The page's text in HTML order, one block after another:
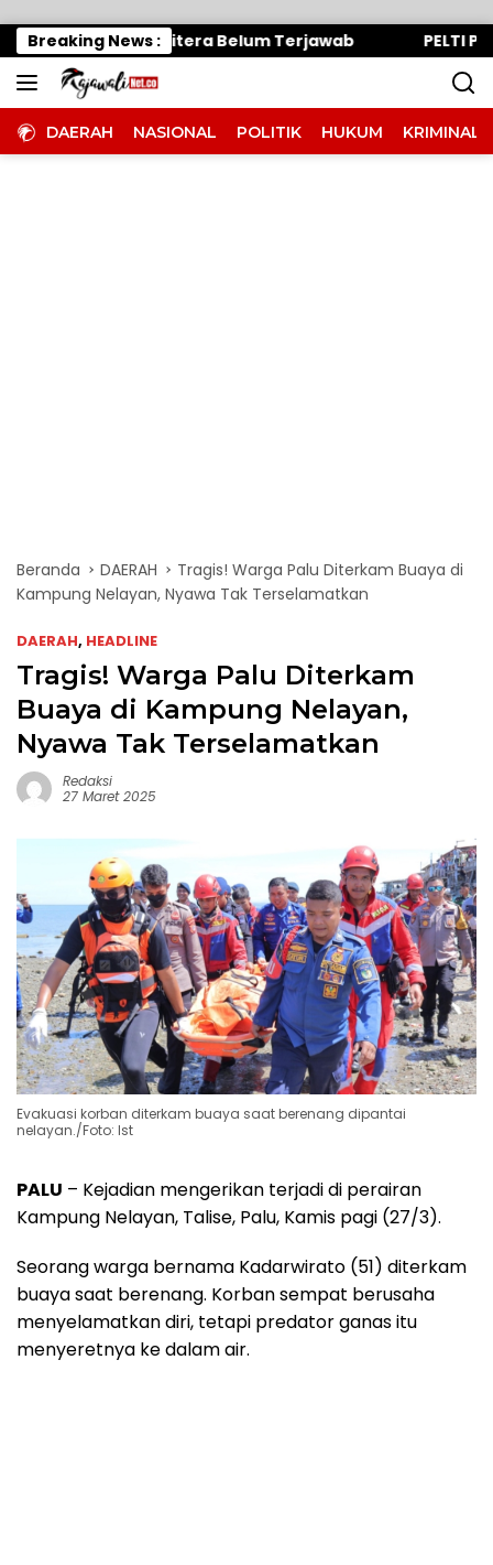
Breaking News :
Oknum Panitera Belum Terjawab PELTI Parigi
DAERAH NASIONAL POLITIK HUKUM KRIMINAL
Beranda DAERAH
Tragis! Warga Palu Diterkam Buaya di
Kampung Nelayan, Nyawa Tak Terselamatkan
DAERAH, HEADLINE
Tragis! Warga Palu Diterkam
Buaya di Kampung Nelayan,
Nyawa Tak Terselamatkan
Redaksi
27 Maret 2025
Evakuasi korban diterkam buaya saat berenang dipantai
nelayan./Foto: Ist
PALU – Kejadian mengerikan terjadi di perairan
Kampung Nelayan, Talise, Palu, Kamis pagi (27/3).
Seorang warga bernama Kadarwirato (51) diterkam
buaya saat berenang. Korban sempat berusaha
menyelamatkan diri, tetapi predator ganas itu
menyeretnya ke dalam air.